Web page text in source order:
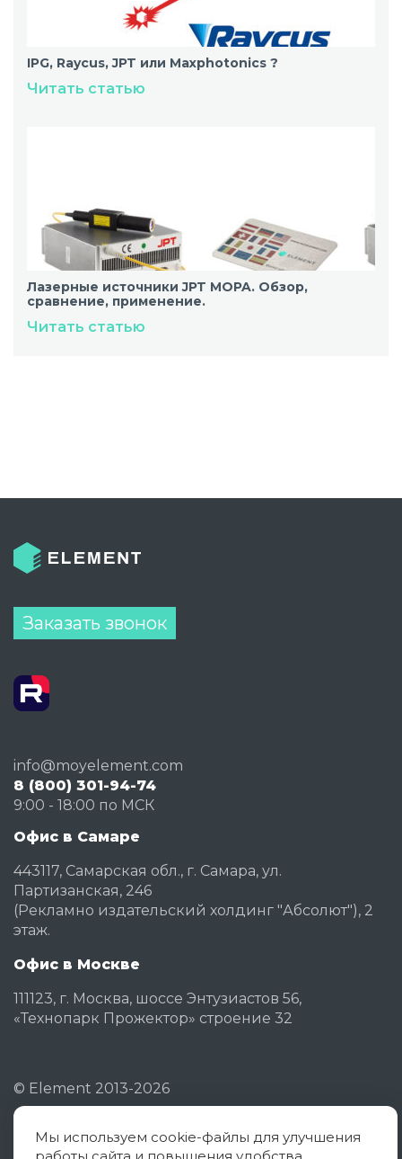
IPG, Raycus, JPT или Maxphotonics ?
Читать статью
Лазерные источники JPT MOPA. Обзор,
сравнение, применение.
Читать статью
Заказать звонок
info@moyelement.com
8 (800) 301-94-74
9:00 - 18:00 по МСК
Офис в Самаре
443117, Самарская обл., г. Самара, ул.
Партизанская, 246
(Рекламно издательский холдинг "Абсолют"), 2
этаж.
Офис в Москве
111123, г. Москва, шоссе Энтузиастов 56,
«Технопарк Прожектор» строение 32
© Element 2013-2026
Политика конфиденциальности
Мы используем cookie-файлы для улучшения